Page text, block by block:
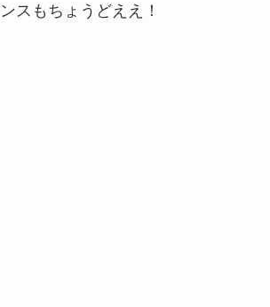
スもちょうどええ！